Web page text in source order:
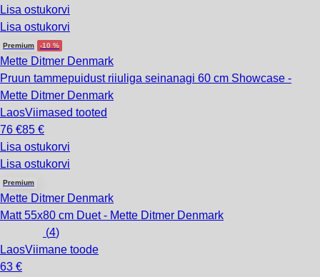
Lisa ostukorvi
Lisa ostukorvi
Premium -10 %
Mette Ditmer Denmark
Pruun tammepuidust riiuliga seinanagi 60 cm Showcase -
Mette Ditmer Denmark
LaosViimased tooted
76 €85 €
Lisa ostukorvi
Lisa ostukorvi
Premium
Mette Ditmer Denmark
Matt 55x80 cm Duet - Mette Ditmer Denmark
(4)
LaosViimane toode
63 €